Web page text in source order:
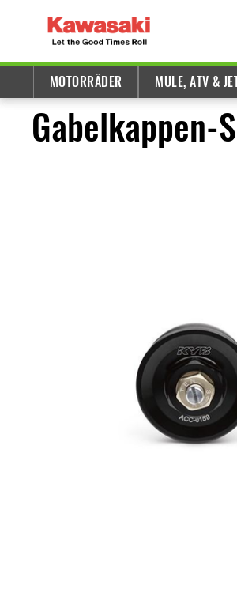
MOTORRÄDER MULE, ATV &
Gabelkappen-